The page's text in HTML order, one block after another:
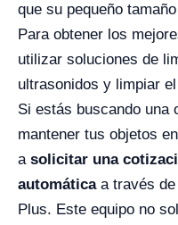
que su pequeño
Para obtener los
utilizar soluciones de
ultrasonidos y limpiar
Si estás buscando una
mantener tus objetos
a solicitar una
automáticaa través de
Plus. Este equipo no